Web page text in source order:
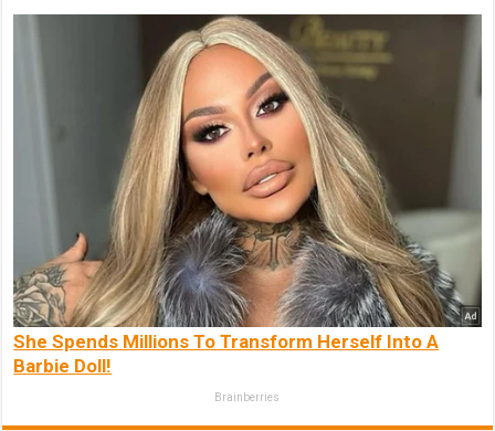
She Spends Millions To Transform Herself Into A
Barbie Doll!
Brainberries